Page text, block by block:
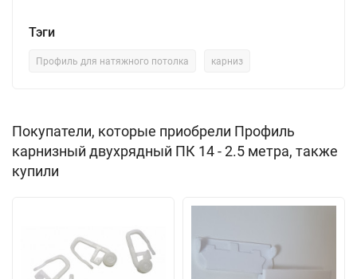
Тэги
Профиль для натяжного потолка карниз
Покупатели, которые приобрели Профиль
карнизный двухрядный ПК 14 - 2.5 метра, также
купили